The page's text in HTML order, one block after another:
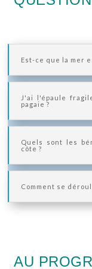
Est-ce que la mer
J'ai l'épaule
pagaie ?
Quels sont les
côte ?
Comment se
AU